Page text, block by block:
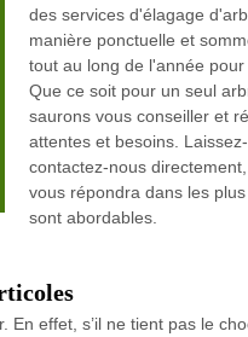
des services d'élagage
manière ponctuelle et
tout au long de l'année
Que ce soit pour un seul
saurons vous conseiller et
attentes et besoins.
contactez-nous
vous répondra dans les
sont abordables.
En effet, s’il ne tient pas le